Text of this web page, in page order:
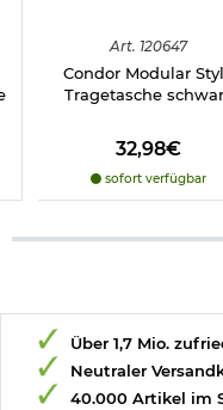
Art. 120647
Condor Modular
Tragetasche
32,98€
sofort verfügbar
Über 1,7 Mio.
Neutraler
40.000 Artikel im